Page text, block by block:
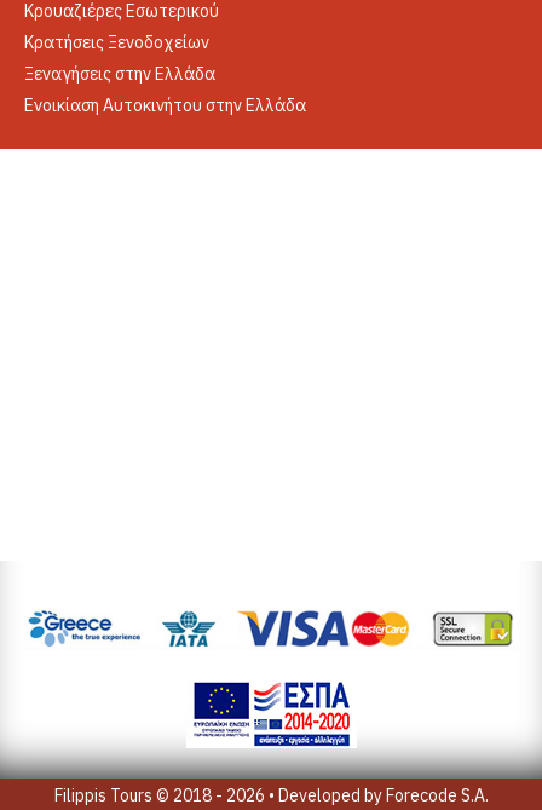
Κρουαζιέρες Εσωτερικού
Κρατήσεις Ξενοδοχείων
Ξεναγήσεις στην Ελλάδα
Ενοικίαση Αυτοκινήτου στην Ελλάδα
Filippis Tours © 2018 - 2026 • Developed byForecode S.A.